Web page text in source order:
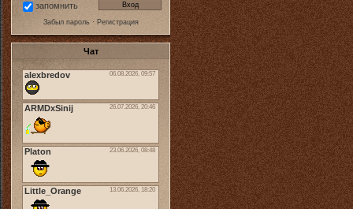
запомнить
Забыл пароль· Регистрация
Чат